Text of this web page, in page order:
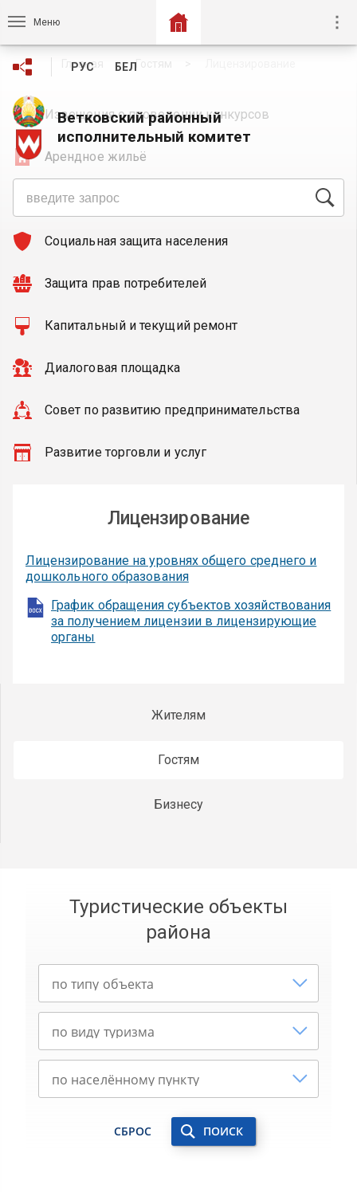
Меню
Ветковский районный
исполнительный комитет
РУС БЕЛ
Главная Гостям
Извещения о проведении конкурсов
Арендное жильё
Общественные обсуждения
Социальная защита населения
Защита прав потребителей
Капитальный и текущий ремонт
Диалоговая площадка
Совет по развитию предпринимательства
Развитие торговли и услуг
Лицензирование
Лицензирование на уровнях общего среднего и
дошкольного образования
График обращения субъектов хозяйствования
за получением лицензии в лицензирующие
органы
Жителям
Гостям
Бизнесу
Туристические объекты
района
СБРОС ПОИСК